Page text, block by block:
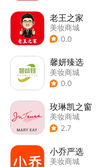
老王之家
美妆商城
0.0
馨妍臻选
美妆商城
0.0
玫琳凯之窗
美妆商城
2.7
小乔严选
美妆商城